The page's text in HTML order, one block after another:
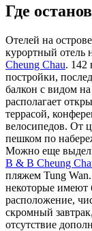
Где
Отелей на
курортный отель
Cheung Chau. 142
постройки,
балкон с видом
располагает
террасой,
велосипедов. От
пешком по
Можно еще
B & B Cheung
пляжем Tung
некоторые
расположение,
скромный
отсутствие